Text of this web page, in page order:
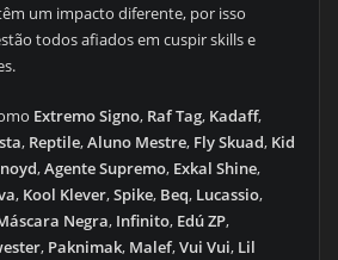
um impacto diferente, por isso
todos afiados em cuspir skills e
Extremo Signo, Raf Tag, Kadaff,
, Reptile,Aluno Mestre, Fly Skuad, Kid
,Agente Supremo, Exkal Shine,
, Kool Klever,Spike, Beq, Lucassio,
Negra, Infinito, Edú ZP,
, Paknimak, Malef,Vui Vui, Lil